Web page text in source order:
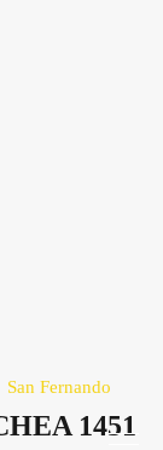
San Fernando
1451